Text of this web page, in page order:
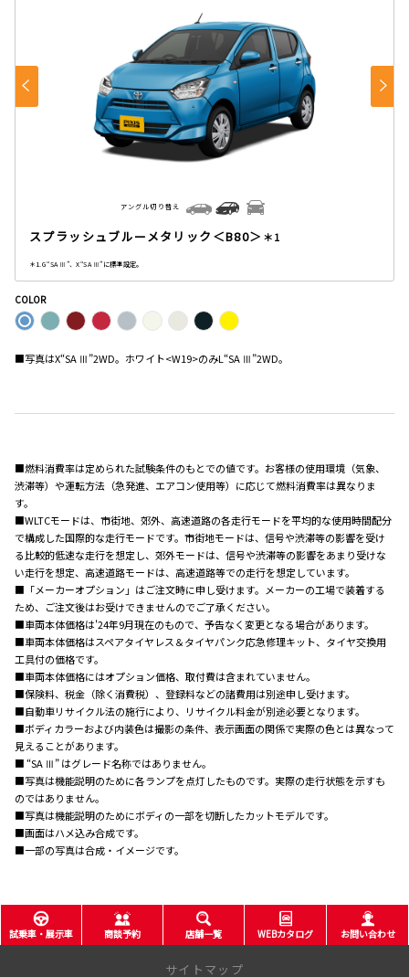
スプラッシュブルーメタリック＜B80＞ ＊1
＊1. G“SA Ⅲ”、X“SA Ⅲ”に標準設定。
アングル切り替え
COLOR
■写真はX“SA Ⅲ”2WD。ホワイト<W19>のみL“SA Ⅲ”2WD。
■燃料消費率は定められた試験条件のもとでの値です。お客様の使用環境（気象、
渋滞等）や運転方法（急発進、エアコン使用等）に応じて燃料消費率は異なりま
す。
■WLTCモードは、市街地、郊外、高速道路の各走行モードを平均的な使用時間配分
で構成した国際的な走行モードです。市街地モードは、信号や渋滞等の影響を受け
る比較的低速な走行を想定し、郊外モードは、信号や渋滞等の影響をあまり受けな
い走行を想定、高速道路モードは、高速道路等での走行を想定しています。
■「メーカーオプション」はご注文時に申し受けます。メーカーの工場で装着する
ため、ご注文後はお受けできませんのでご了承ください。
■車両本体価格は'24年9月現在のもので、予告なく変更となる場合があります。
■車両本体価格はスペアタイヤレス＆タイヤパンク応急修理キット、タイヤ交換用
工具付の価格です。
■車両本体価格にはオプション価格、取付費は含まれていません。
■保険料、税金（除く消費税）、登録料などの諸費用は別途申し受けます。
■自動車リサイクル法の施行により、リサイクル料金が別途必要となります。
■ボディカラーおよび内装色は撮影の条件、表示画面の関係で実際の色とは異なって
見えることがあります。
■ “SA Ⅲ” はグレード名称ではありません。
■写真は機能説明のために各ランプを点灯したものです。実際の走行状態を示すも
のではありません。
■写真は機能説明のためにボディの一部を切断したカットモデルです。
■画面はハメ込み合成です。
■一部の写真は合成・イメージです。
試乗車・展示車 商談予約 店舗一覧 WEBカタログ お問い合わせ
サイトマップ